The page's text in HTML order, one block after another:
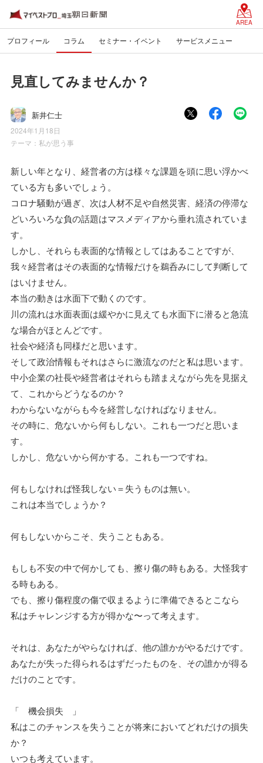
AREA
プロフィール コラム セミナー・イベント サービスメニュー
見直してみませんか？
新井仁士
2024年1月18日
テーマ： 私が思う事
新しい年となり、経営者の方は様々な課題を頭に思い浮かべ
ている方も多いでしょう。
コロナ騒動が過ぎ、次は人材不足や自然災害、経済の停滞な
どいろいろな負の話題はマスメディアから垂れ流されていま
す。
しかし、それらも表面的な情報としてはあることですが、
我々経営者はその表面的な情報だけを鵜呑みにして判断して
はいけません。
本当の動きは水面下で動くのです。
川の流れは水面表面は緩やかに見えても水面下に潜ると急流
な場合がほとんどです。
社会や経済も同様だと思います。
そして政治情報もそれはさらに激流なのだと私は思います。
中小企業の社長や経営者はそれらも踏まえながら先を見据え
て、これからどうなるのか？
わからないながらも今を経営しなければなりません。
その時に、危ないから何もしない。これも一つだと思いま
す。
しかし、危ないから何かする。これも一つですね。
何もしなければ怪我しない＝失うものは無い。
これは本当でしょうか？
何もしないからこそ、失うこともある。
もしも不安の中で何かしても、擦り傷の時もある。大怪我す
る時もある。
でも、擦り傷程度の傷で収まるように準備できるとこなら
私はチャレンジする方が得かな〜って考えます。
それは、あなたがやらなければ、他の誰かがやるだけです。
あなたが失った得られるはずだったものを、その誰かが得る
だけのことです。
「 機会損失 」
私はこのチャンスを失うことが将来においてどれだけの損失
か？
いつも考えています。